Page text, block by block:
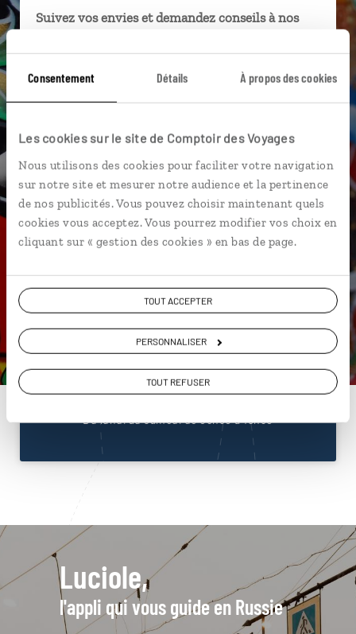
Consentement Détails À propos des cookies
Les cookies sur le site de Comptoir des Voyages
Nous utilisons des cookies pour faciliter votre navigation
sur notre site et mesurer notre audience et la pertinence
de nos publicités. Vous pouvez choisir maintenant quels
cookies vous acceptez. Vous pourrez modifier vos choix en
cliquant sur « gestion des cookies » en bas de page.
TOUT ACCEPTER
PERSONNALISER
TOUT REFUSER
Suivez vos envies et demandez conseils à nos
Ils sauront organiser votre itinéraire au plus
près de vos envies et de la réalité du pays.
connectés en agence, mais aussi par email ou
Vous gardez le même interlocuteur avant,
pendant et après votre voyage.
DEMANDER UN DEVIS
Construisez votre voyage avec un spécialiste Russie
01 86 95 65 51
Du lundi au samedi de 09h30 à 18h30
Luciole,
l'appli qui vous guide en Russie